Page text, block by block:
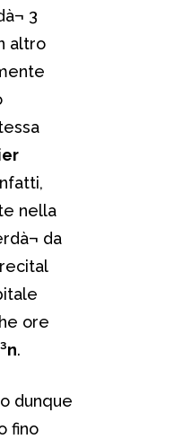
3
altro
nella
da
ore
.
dunque
fino